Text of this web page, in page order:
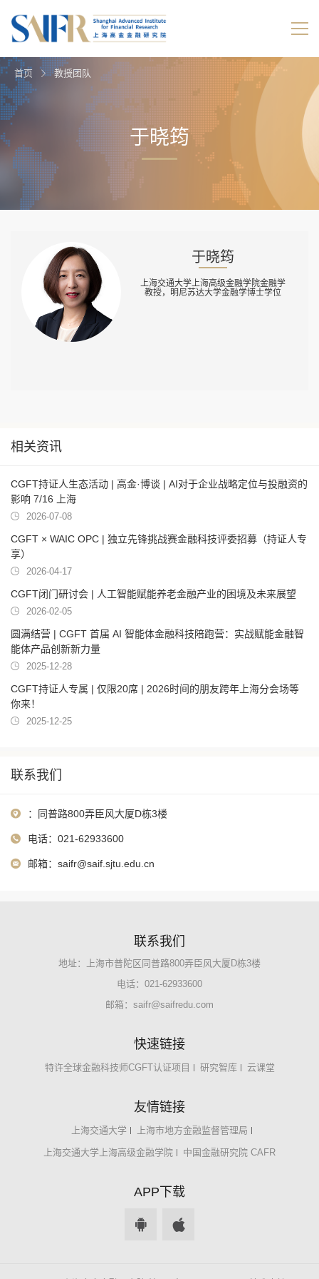
首页 教授团队
于晓筠
于晓筠
上海交通大学上海高级金融学院金融学
教授，明尼苏达大学金融学博士学位
相关资讯
CGFT持证人生态活动 | 高金·博谈 | AI对于企业战略定位与投融资的
影响 7/16 上海
2026-07-08
CGFT × WAIC OPC | 独立先锋挑战赛金融科技评委招募（持证人专
享）
2026-04-17
CGFT闭门研讨会 | 人工智能赋能养老金融产业的困境及未来展望
2026-02-05
圆满结营 | CGFT 首届 AI 智能体金融科技陪跑营：实战赋能金融智
能体产品创新新力量
2025-12-28
CGFT持证人专属 | 仅限20席 | 2026时间的朋友跨年上海分会场等
你来！
2025-12-25
联系我们
：同普路800弄臣风大厦D栋3楼
电话：021-62933600
邮箱： saifr@saif.sjtu.edu.cn
联系我们
地址：上海市普陀区同普路800弄臣风大厦D栋3楼
电话：021-62933600
邮箱： saifr@saifredu.com
快速链接
特许全球金融科技师CGFT认证项目 研究智库 云课堂
友情链接
上海交通大学 上海市地方金融监督管理局
上海交通大学上海高级金融学院 中国金融研究院 CAFR
APP下载